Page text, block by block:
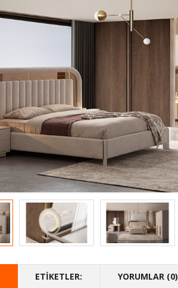
ETIKETLER: YORUMLAR (0)